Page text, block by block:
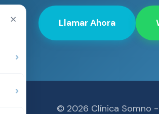
Llamar Ahora
© 2026 Clínica Somno
×